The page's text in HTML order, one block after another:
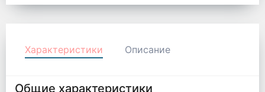
Характеристики Описание
Общие характеристики